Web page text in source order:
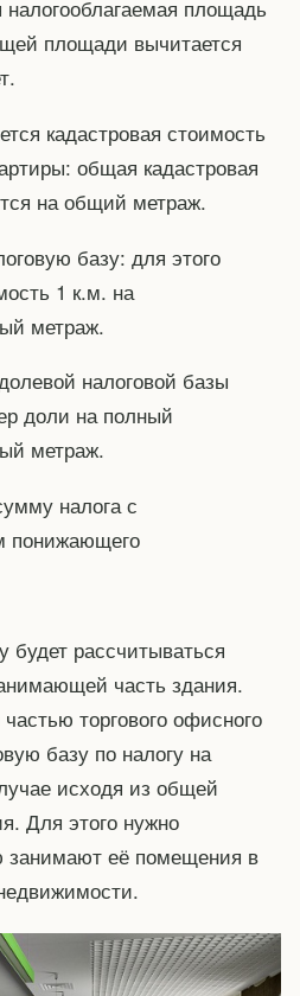
налогооблагаемая площадь
площади вычитается
кадастровая стоимость
общая кадастровая
на общий метраж.
базу: для этого
1 к.м. на
метраж.
налоговой базы
доли на полный
метраж.
налога с
понижающего
будет рассчитываться
часть здания.
торгового офисного
базу по налогу на
исходя из общей
Для этого нужно
занимают её помещения в